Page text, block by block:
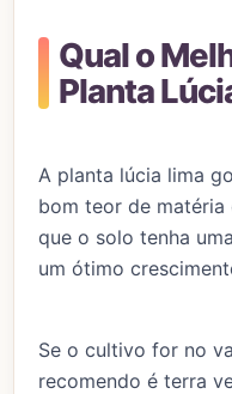
Qual o
Planta
A planta lúcia lima
bom teor de
que o solo tenha
um ótimo
Se o cultivo for no
recomendo é terra